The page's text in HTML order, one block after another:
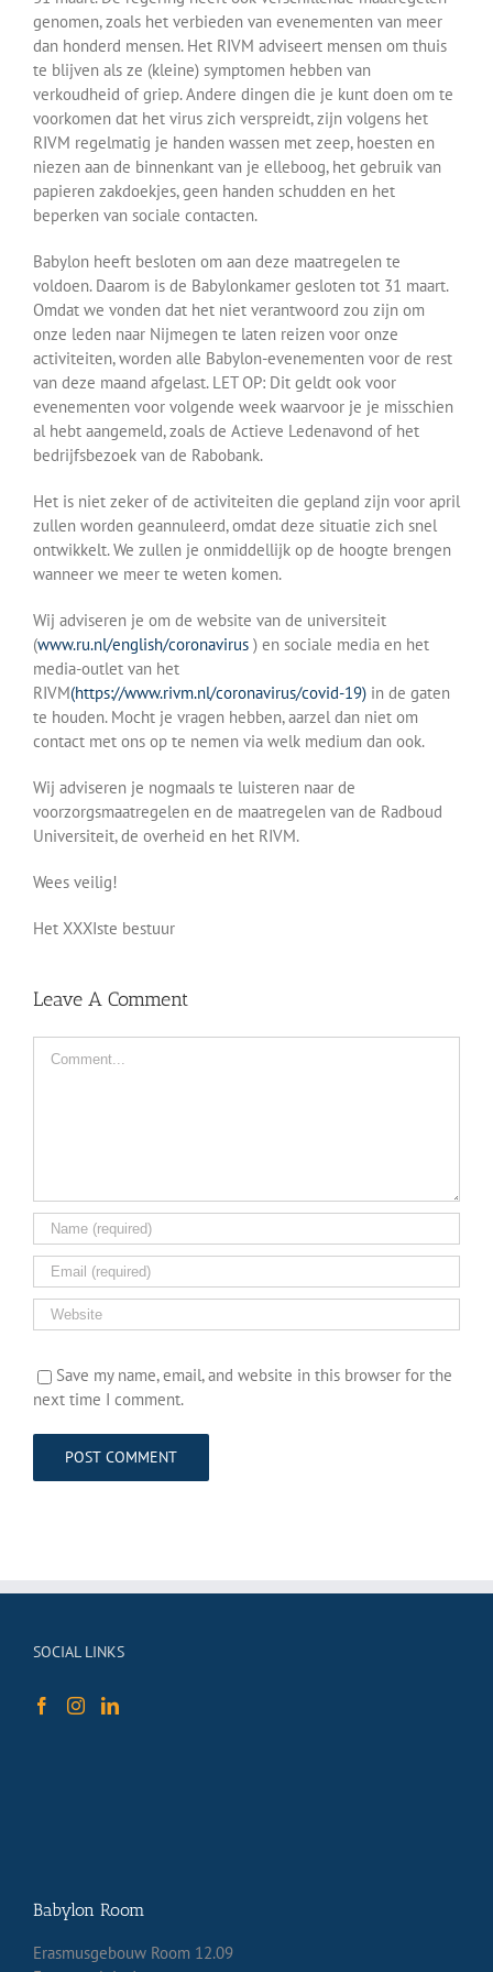
genomen, zoals het verbieden van evenementen van meer
dan honderd mensen. Het RIVM adviseert mensen om thuis
te blijven als ze (kleine) symptomen hebben van
verkoudheid of griep. Andere dingen die je kunt doen om te
voorkomen dat het virus zich verspreidt, zijn volgens het
RIVM regelmatig je handen wassen met zeep, hoesten en
niezen aan de binnenkant van je elleboog, het gebruik van
papieren zakdoekjes, geen handen schudden en het
beperken van sociale contacten.
Babylon heeft besloten om aan deze maatregelen te
voldoen. Daarom is de Babylonkamer gesloten tot 31 maart.
Omdat we vonden dat het niet verantwoord zou zijn om
onze leden naar Nijmegen te laten reizen voor onze
activiteiten, worden alle Babylon-evenementen voor de rest
van deze maand afgelast. LET OP: Dit geldt ook voor
evenementen voor volgende week waarvoor je je misschien
al hebt aangemeld, zoals de Actieve Ledenavond of het
bedrijfsbezoek van de Rabobank.
Het is niet zeker of de activiteiten die gepland zijn voor april
zullen worden geannuleerd, omdat deze situatie zich snel
ontwikkelt. We zullen je onmiddellijk op de hoogte brengen
wanneer we meer te weten komen.
Wij adviseren je om de website van de universiteit
(www.ru.nl/english/coronavirus ) en sociale media en het
media-outlet van het
RIVM(https://www.rivm.nl/coronavirus/covid-19) in de gaten
te houden. Mocht je vragen hebben, aarzel dan niet om
contact met ons op te nemen via welk medium dan ook.
Wij adviseren je nogmaals te luisteren naar de
voorzorgsmaatregelen en de maatregelen van de Radboud
Universiteit, de overheid en het RIVM.
Wees veilig!
Het XXXIste bestuur
Leave A Comment
Save my name, email, and website in this browser for the
next time I comment.
SOCIAL LINKS
Babylon Room
Erasmusgebouw Room 12.09